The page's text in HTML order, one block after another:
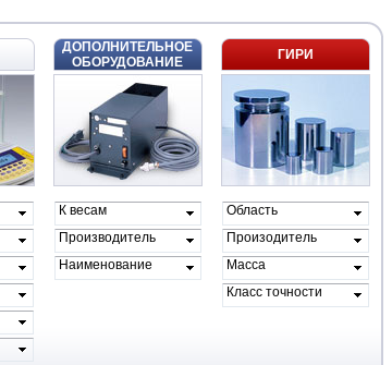
ДОПОЛНИТЕЛЬНОЕ
ОБОРУДОВАНИЕ
ГИРИ
К весам
проиводителя
Производитель
Наименование
Область
применения
Произодитель
Масса
Класс точности